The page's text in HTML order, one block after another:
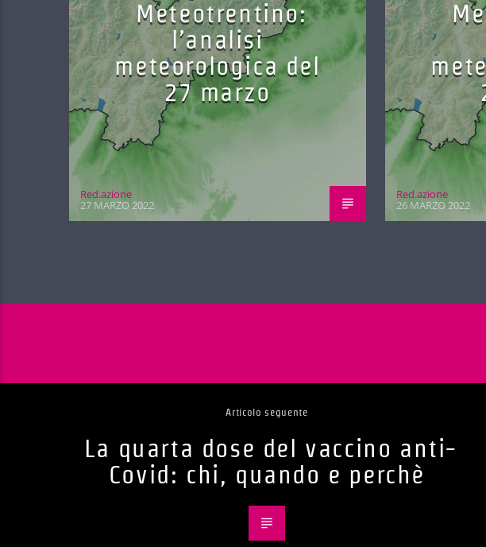
Meteotrentino:
l’analisi
meteorologica del
27 marzo
Red.azione
27 MARZO 2022
Red.azione
26 MARZO 2022
Articolo seguente
La quarta dose del vaccino anti-
Covid: chi, quando e perchè